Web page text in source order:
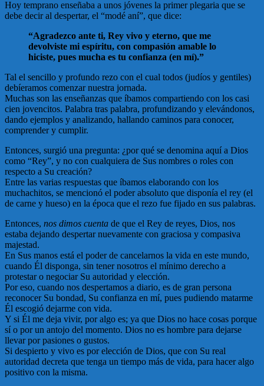
Hoy temprano enseñaba a unos jóvenes la primer plegaria que se
debe decir al despertar, el “modé aní”, que dice:
“Agradezco ante ti, Rey vivo y eterno, que me
devolviste mi espíritu, con compasión amable lo
hiciste, pues mucha es tu confianza (en mí).”
Tal el sencillo y profundo rezo con el cual todos (judíos y gentiles)
debíeramos comenzar nuestra jornada.
Muchas son las enseñanzas que íbamos compartiendo con los casi
cien jovencitos. Palabra tras palabra, profundizando y elevándonos,
dando ejemplos y analizando, hallando caminos para conocer,
comprender y cumplir.
Entonces, surgió una pregunta: ¿por qué se denomina aquí a Dios
como “Rey”, y no con cualquiera de Sus nombres o roles con
respecto a Su creación?
Entre las varias respuestas que íbamos elaborando con los
muchachitos, se mencionó el poder absoluto que disponía el rey (el
de carne y hueso) en la época que el rezo fue fijado en sus palabras.
Entonces, nos dimos cuenta de que el Rey de reyes, Dios, nos
estaba dejando despertar nuevamente con graciosa y compasiva
majestad.
En Sus manos está el poder de cancelarnos la vida en este mundo,
cuando Él disponga, sin tener nosotros el mínimo derecho a
protestar o negociar Su autoridad y elección.
Por eso, cuando nos despertamos a diario, es de gran persona
reconocer Su bondad, Su confianza en mí, pues pudiendo matarme
Él escogió dejarme con vida.
Y si Él me deja vivir, por algo es; ya que Dios no hace cosas porque
sí o por un antojo del momento. Dios no es hombre para dejarse
llevar por pasiones o gustos.
Si despierto y vivo es por elección de Dios, que con Su real
autoridad decreta que tenga un tiempo más de vida, para hacer algo
positivo con la misma.